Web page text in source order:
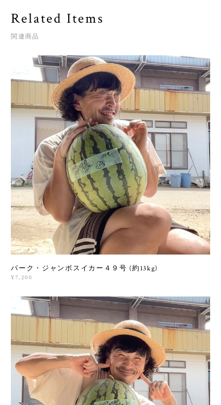
Related Items
関連商品
パーク・ジャンボスイカー４９号 (約13kg)
¥7,200